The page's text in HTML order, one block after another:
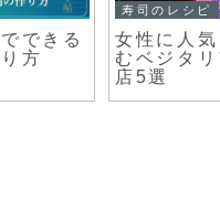
ャーが描
その他
カナダで
地流の寿
理由